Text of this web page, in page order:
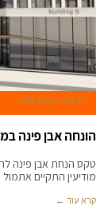
10 באוגוסט 2023
הונחה אבן פינה
טקס הנחת אבן פינה
מודיעין התקיים
קרא עוד ←